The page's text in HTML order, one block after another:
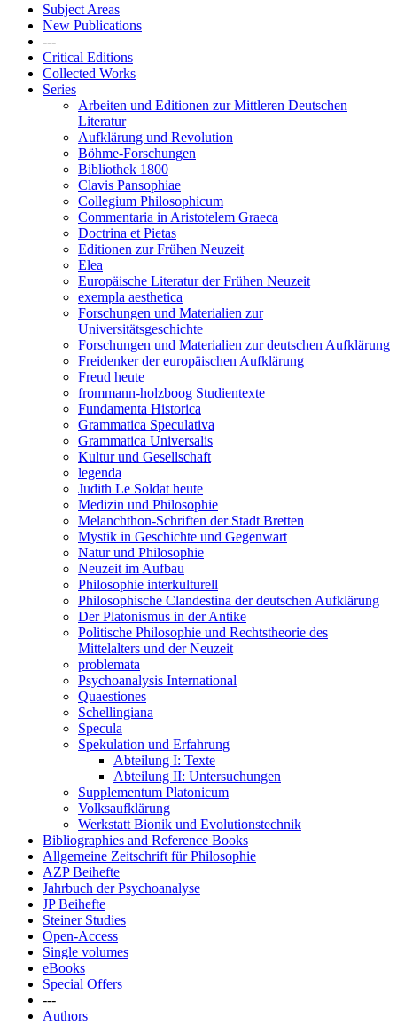
Subject Areas
New Publications
---
Critical Editions
Collected Works
Series
Arbeiten und Editionen zur Mittleren Deutschen
Literatur
Aufklärung und Revolution
Böhme-Forschungen
Bibliothek 1800
Clavis Pansophiae
Collegium Philosophicum
Commentaria in Aristotelem Graeca
Doctrina et Pietas
Editionen zur Frühen Neuzeit
Elea
Europäische Literatur der Frühen Neuzeit
exempla aesthetica
Forschungen und Materialien zur
Universitätsgeschichte
Forschungen und Materialien zur deutschen Aufklärung
Freidenker der europäischen Aufklärung
Freud heute
frommann-holzboog Studientexte
Fundamenta Historica
Grammatica Speculativa
Grammatica Universalis
Kultur und Gesellschaft
legenda
Judith Le Soldat heute
Medizin und Philosophie
Melanchthon-Schriften der Stadt Bretten
Mystik in Geschichte und Gegenwart
Natur und Philosophie
Neuzeit im Aufbau
Philosophie interkulturell
Philosophische Clandestina der deutschen Aufklärung
Der Platonismus in der Antike
Politische Philosophie und Rechtstheorie des
Mittelalters und der Neuzeit
problemata
Psychoanalysis International
Quaestiones
Schellingiana
Specula
Spekulation und Erfahrung
Abteilung I: Texte
Abteilung II: Untersuchungen
Supplementum Platonicum
Volksaufklärung
Werkstatt Bionik und Evolutionstechnik
Bibliographies and Reference Books
Allgemeine Zeitschrift für Philosophie
AZP Beihefte
Jahrbuch der Psychoanalyse
JP Beihefte
Steiner Studies
Open-Access
Single volumes
eBooks
Special Offers
---
Authors